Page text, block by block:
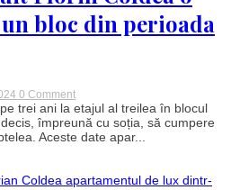
divorțezi
repede.
Datinile
consideră
drept
una
nefastă
bloc din perioada
0 Commenton
Cum
și-
construit
o
trei ani la etajul al treilea în blocul
împreună cu soția, să cumpere
Aceste date apar...